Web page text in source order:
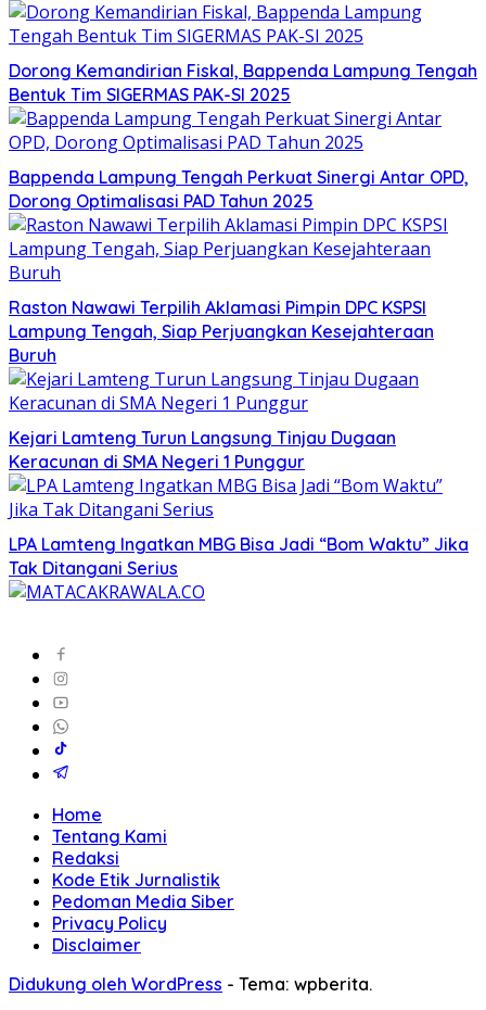
Dorong Kemandirian Fiskal, Bappenda Lampung Tengah
Bentuk Tim SIGERMAS PAK-SI 2025
Bappenda Lampung Tengah Perkuat Sinergi Antar OPD,
Dorong Optimalisasi PAD Tahun 2025
Raston Nawawi Terpilih Aklamasi Pimpin DPC KSPSI
Lampung Tengah, Siap Perjuangkan Kesejahteraan
Buruh
Kejari Lamteng Turun Langsung Tinjau Dugaan
Keracunan di SMA Negeri 1 Punggur
LPA Lamteng Ingatkan MBG Bisa Jadi “Bom Waktu” Jika
Tak Ditangani Serius
Home
Tentang Kami
Redaksi
Kode Etik Jurnalistik
Pedoman Media Siber
Privacy Policy
Disclaimer
Didukung oleh WordPress - Tema: wpberita.